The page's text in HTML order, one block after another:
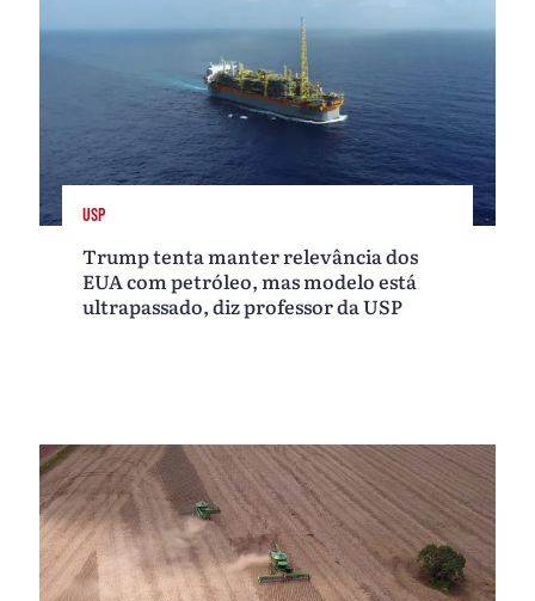
USP
Trump tenta manter relevância dos
EUA com petróleo, mas modelo está
ultrapassado, diz professor da USP